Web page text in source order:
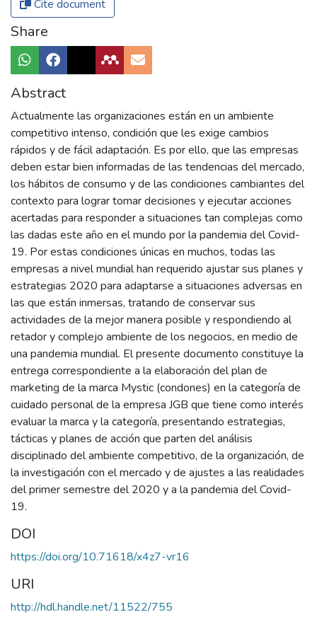
Cite document
Share
Abstract
Actualmente las organizaciones están en un ambiente
competitivo intenso, condición que les exige cambios
rápidos y de fácil adaptación. Es por ello, que las empresas
deben estar bien informadas de las tendencias del mercado,
los hábitos de consumo y de las condiciones cambiantes del
contexto para lograr tomar decisiones y ejecutar acciones
acertadas para responder a situaciones tan complejas como
las dadas este año en el mundo por la pandemia del Covid-
19. Por estas condiciones únicas en muchos, todas las
empresas a nivel mundial han requerido ajustar sus planes y
estrategias 2020 para adaptarse a situaciones adversas en
las que están inmersas, tratando de conservar sus
actividades de la mejor manera posible y respondiendo al
retador y complejo ambiente de los negocios, en medio de
una pandemia mundial. El presente documento constituye la
entrega correspondiente a la elaboración del plan de
marketing de la marca Mystic (condones) en la categoría de
cuidado personal de la empresa JGB que tiene como interés
evaluar la marca y la categoría, presentando estrategias,
tácticas y planes de acción que parten del análisis
disciplinado del ambiente competitivo, de la organización, de
la investigación con el mercado y de ajustes a las realidades
del primer semestre del 2020 y a la pandemia del Covid-
19.
DOI
https://doi.org/10.71618/x4z7-vr16
URI
http://hdl.handle.net/11522/755